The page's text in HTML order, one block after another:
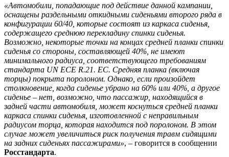
«Автомобили, попадающие под действие данной кампании,
оснащены раздельными откидными сиденьями второго ряда в
конфигурации 60/40, которые состоят из каркаса сиденья,
содержащего среднюю перекладину спинки сиденья.
Возможно, некоторые точки на концах средней планки спинки
сиденья со стороны, составляющей 40%, не имеют
минимального радиуса, соответствующего требованиям
стандарта UN ECE R.21. EC. Средняя планка (включая
торцы) покрыта поролоном. Однако, если произойдет
столкновение, когда сиденье убрано на 60% или 40%, а другое
сиденье – нет, возможно, что пассажир, находящийся в
задней части автомобиля, может коснуться средней планки
каркаса спинки сиденья, изготовленной с неправильным
радиусом торца, которая находится под поролоном. В этом
случае может увеличиться риск получения травм сидящими
на задних сиденьях пассажирами», – говорится в сообщении
Росстандарта.